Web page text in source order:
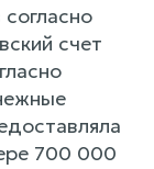
счет
700 000